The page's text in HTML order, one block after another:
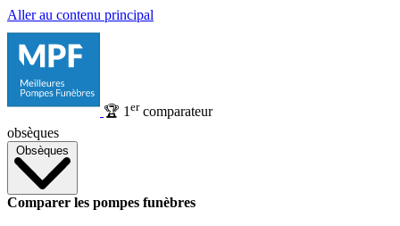
Aller au contenu principal
🏆 1 ercomparateur
obsèques
Obsèques
Comparer les pompes funèbres